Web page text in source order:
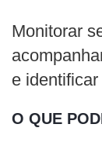
Monitorar
e
O QUE